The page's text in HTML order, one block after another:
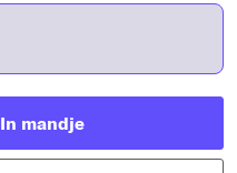
In mandje